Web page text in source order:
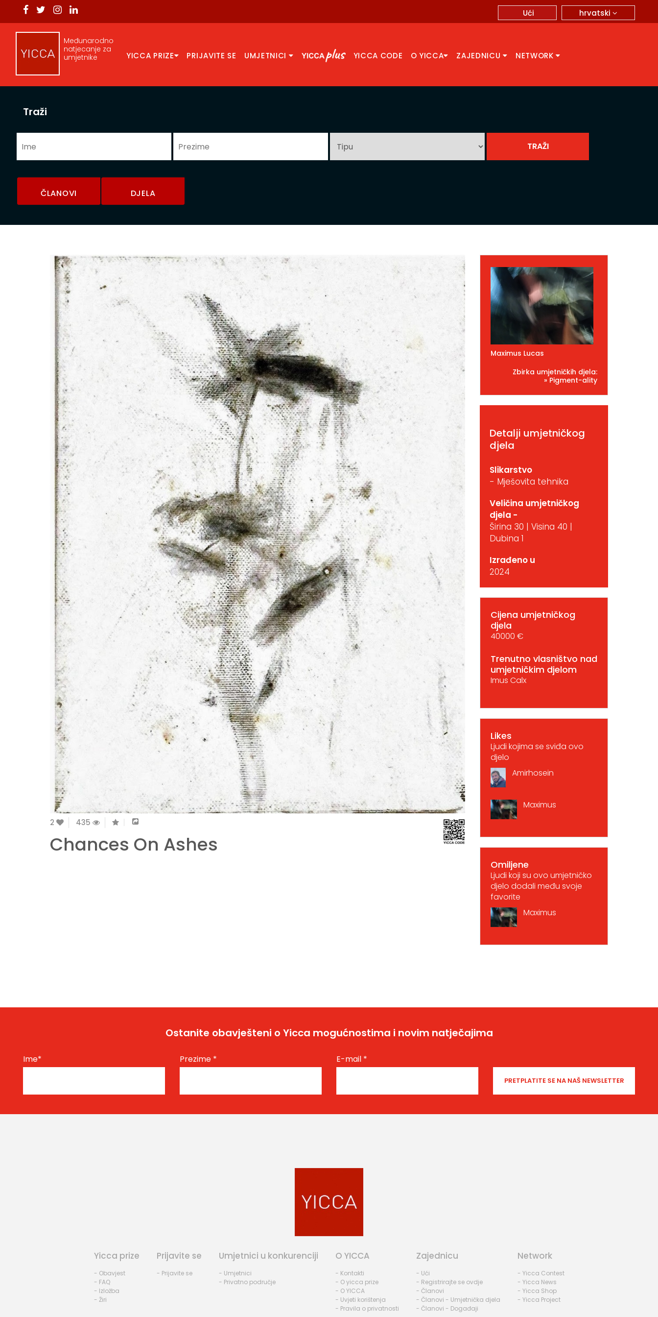
hrvatski
Ući
Međunarodno
natjecanje za
umjetnike
YICCA PRIZE PRIJAVITE SE UMJETNICI YICCA CODE O YICCA ZAJEDNICU NETWORK
Traži
ČLANOVI DJELA
2 435
Chances On Ashes
Maximus Lucas
Zbirka umjetničkih djela:
» Pigment-ality
Detalji umjetničkog
djela
Slikarstvo
- Mješovita tehnika
Veličina umjetničkog
djela -
Širina 30 | Visina 40 |
Dubina 1
Izrađeno u
2024
Cijena umjetničkog
djela
40000 €
Trenutno vlasništvo nad
umjetničkim djelom
Imus Calx
Likes
Ljudi kojima se sviđa ovo
djelo
Amirhosein
Maximus
Omiljene
Ljudi koji su ovo umjetničko
djelo dodali među svoje
favorite
Maximus
Ostanite obavješteni o Yicca mogućnostima i novim natječajima
Ime* Prezime * E-mail *
Yicca prize
- Obavjest
- FAQ
- Izložba
- Žiri
Prijavite se
- Prijavite se
Umjetnici u konkurenciji
- Umjetnici
- Privatno područje
O YICCA
- Kontakti
- O yicca prize
- O YICCA
- Uvjeti korištenja
- Pravila o privatnosti
Zajednicu
- Ući
- Registrirajte se ovdje
- Članovi
- Članovi - Umjetnička djela
- Članovi - Događaji
Network
- Yicca Contest
- Yicca News
- Yicca Shop
- Yicca Project